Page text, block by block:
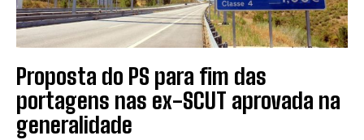
Proposta do PS para fim das
portagens nas ex-SCUT aprovada na
generalidade